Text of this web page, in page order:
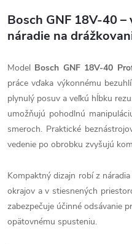
Bosch GNF 18V-40
náradie na
Model Bosch GNF 18V-40
práce vďaka výkonnému
plynulý posuv a veľkú hĺbku
umožňujú pohodlnú
smeroch. Praktické
vedenie po obrobku zvyšujú
Kompaktný dizajn robí z
okrajov a v stiesnených
zabezpečuje účinné odsávanie
opätovnému spusteniu.